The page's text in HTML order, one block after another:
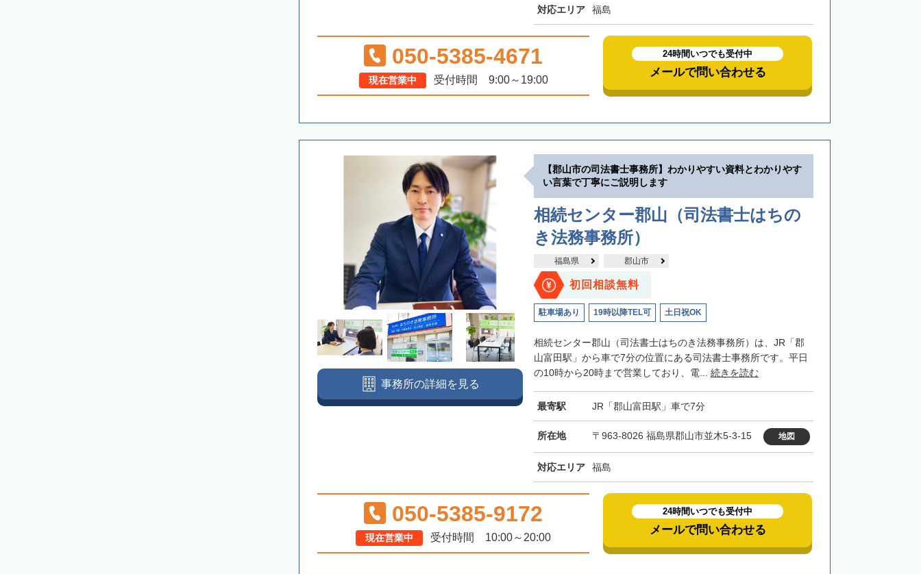
対応エリア 福島
050-5385-4671
現在営業中 受付時間 9:00～19:00
24時間いつでも受付中
メールで問い合わせる
【郡山市の司法書士事務所】わかりやすい資料とわかりやす
い言葉で丁寧にご説明します
相続センター郡山（司法書士はちの
き法務事務所）
福島県 郡山市
初回相談無料
駐車場あり 19時以降TEL可 土日祝OK
相続センター郡山（司法書士はちのき法務事務所）は、JR「郡
山富田駅」から車で7分の位置にある司法書士事務所です。平日
の10時から20時まで営業しており、電... 続きを読む
最寄駅 JR「郡山富田駅」車で7分
所在地 〒963-8026 福島県郡山市並木5-3-15 地図
対応エリア 福島
事務所の詳細を見る
050-5385-9172
現在営業中 受付時間 10:00～20:00
24時間いつでも受付中
メールで問い合わせる